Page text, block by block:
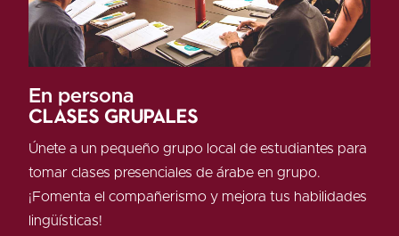
En persona
Clases grupales
Únete a un pequeño grupo local de estudiantes para
tomar clases presenciales de árabe en grupo.
¡Fomenta el compañerismo y mejora tus habilidades
lingüísticas!